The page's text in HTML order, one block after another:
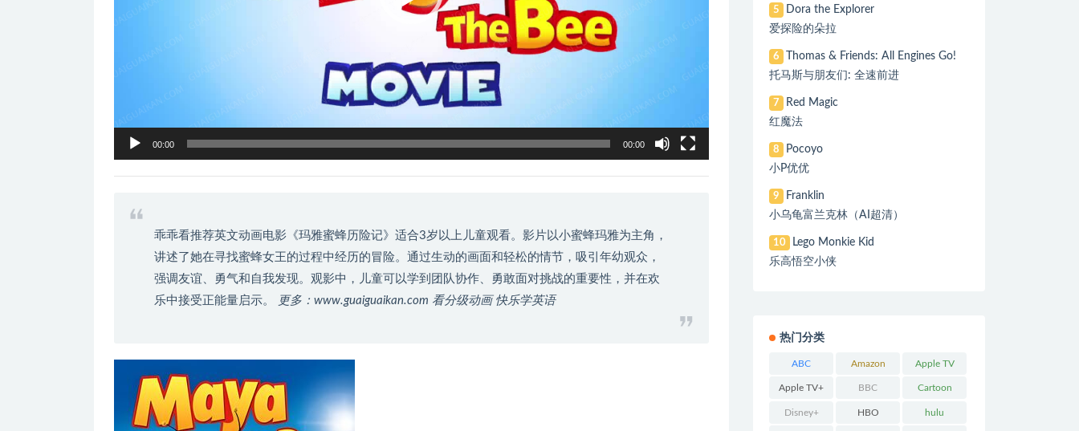
00:00 00:00
乖乖看推荐英文动画电影《玛雅蜜蜂历险记》适合3岁以上儿童观看。影片以小蜜蜂玛雅为主角，
讲述了她在寻找蜜蜂女王的过程中经历的冒险。通过生动的画面和轻松的情节，吸引年幼观众，
强调友谊、勇气和自我发现。观影中，儿童可以学到团队协作、勇敢面对挑战的重要性，并在欢
乐中接受正能量启示。
更多：www.guaiguaikan.com 看分级动画 快乐学英语
5
Dora the Explorer
爱探险的朵拉
6
Thomas & Friends: All Engines Go!
托马斯与朋友们: 全速前进
7
Red Magic
红魔法
8
Pocoyo
小P优优
9
Franklin
小乌龟富兰克林（AI超清）
10
Lego Monkie Kid
乐高悟空小侠
热门分类
ABC Amazon
Prime
Apple TV
Apple TV+ BBC Cartoon
Network
Disney+ HBO hulu